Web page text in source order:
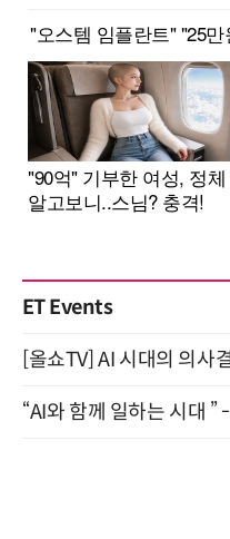
ET Events